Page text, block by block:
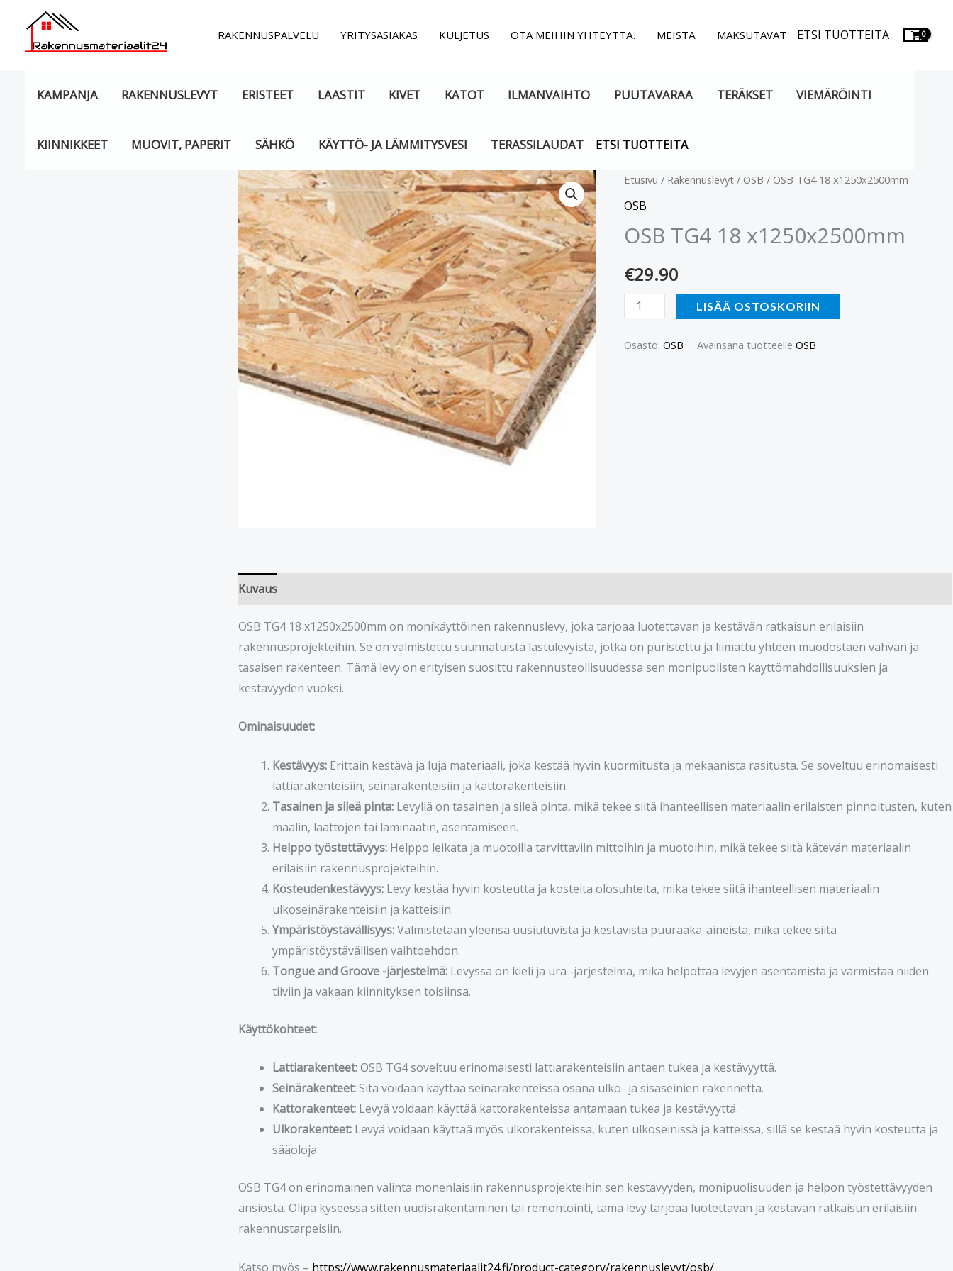
sisältöön
RAKENNUSPALVELU YRITYSASIAKAS KULJETUS OTA MEIHIN YHTEYTTÄ. MEISTÄ MAKSUTAVAT ETSI TUOTTEITA
KAMPANJA RAKENNUSLEVYT ERISTEET LAASTIT KIVET KATOT ILMANVAIHTO PUUTAVARAA TERÄKSET VIEMÄRÖINTI
KIINNIKKEET MUOVIT, PAPERIT SÄHKÖ KÄYTTÖ- JA LÄMMITYSVESI TERASSILAUDAT ETSI TUOTTEITA
Etusivu / Rakennuslevyt/ OSB / OSB TG4 18 x1250x2500mm
OSB
OSB TG4 18 x1250x2500mm
€29.90
OSB
TG4
x1250x2500mm
LISÄÄ OSTOSKORIIN
Osasto: OSB Avainsana tuotteelle OSB
Kuvaus
OSB TG4 18 x1250x2500mm on monikäyttöinen rakennuslevy, joka tarjoaa luotettavan ja kestävän ratkaisun erilaisiin
rakennusprojekteihin. Se on valmistettu suunnatuista lastulevyistä, jotka on puristettu ja liimattu yhteen muodostaen vahvan ja
tasaisen rakenteen. Tämä levy on erityisen suosittu rakennusteollisuudessa sen monipuolisten käyttömahdollisuuksien ja
kestävyyden vuoksi.
Ominaisuudet:
Kestävyys: Erittäin kestävä ja luja materiaali, joka kestää hyvin kuormitusta ja mekaanista rasitusta. Se soveltuu erinomaisesti
lattiarakenteisiin, seinärakenteisiin ja kattorakenteisiin.
Tasainen ja sileä pinta: Levyllä on tasainen ja sileä pinta, mikä tekee siitä ihanteellisen materiaalin erilaisten pinnoitusten, kuten
maalin, laattojen tai laminaatin, asentamiseen.
Helppo työstettävyys: Helppo leikata ja muotoilla tarvittaviin mittoihin ja muotoihin, mikä tekee siitä kätevän materiaalin
erilaisiin rakennusprojekteihin.
Kosteudenkestävyys: Levy kestää hyvin kosteutta ja kosteita olosuhteita, mikä tekee siitä ihanteellisen materiaalin
ulkoseinärakenteisiin ja katteisiin.
Ympäristöystävällisyys:Valmistetaan yleensä uusiutuvista ja kestävistä puuraaka-aineista, mikä tekee siitä
ympäristöystävällisen vaihtoehdon.
Tongue and Groove -järjestelmä: Levyssä on kieli ja ura -järjestelmä, mikä helpottaa levyjen asentamista ja varmistaa niiden
tiiviin ja vakaan kiinnityksen toisiinsa.
Käyttökohteet:
Lattiarakenteet:OSB TG4 soveltuu erinomaisesti lattiarakenteisiin antaen tukea ja kestävyyttä.
Seinärakenteet:Sitä voidaan käyttää seinärakenteissa osana ulko- ja sisäseinien rakennetta.
Kattorakenteet: Levyä voidaan käyttää kattorakenteissa antamaan tukea ja kestävyyttä.
Ulkorakenteet: Levyä voidaan käyttää myös ulkorakenteissa, kuten ulkoseinissä ja katteissa, sillä se kestää hyvin kosteutta ja
sääoloja.
OSB TG4 on erinomainen valinta monenlaisiin rakennusprojekteihin sen kestävyyden, monipuolisuuden ja helpon työstettävyyden
ansiosta. Olipa kyseessä sitten uudisrakentaminen tai remontointi, tämä levy tarjoaa luotettavan ja kestävän ratkaisun erilaisiin
rakennustarpeisiin.
Katso myös – https://www.rakennusmateriaalit24.fi/product-category/rakennuslevyt/osb/